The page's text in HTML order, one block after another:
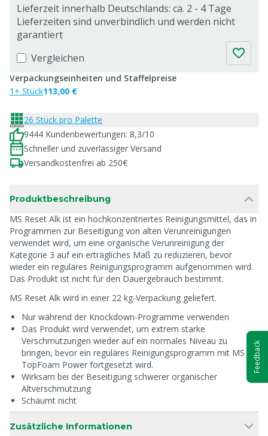
Lieferzeit innerhalb Deutschlands: ca. 2 - 4 Tage
Lieferzeiten sind unverbindlich und werden nicht
garantiert
Vergleichen
Verpackungseinheiten und Staffelpreise
1+ Stück113,00 €
26 Stück pro Palette
9444 Kundenbewertungen: 8,3/10
Schneller und zuverlässiger Versand
Versandkostenfrei ab 250€
Produktbeschreibung
MS Reset Alk ist ein hochkonzentriertes Reinigungsmittel, das in
Programmen zur Beseitigung von alten Verunreinigungen
verwendet wird, um eine organische Verunreinigung der
Kategorie 3 auf ein erträgliches Maß zu reduzieren, bevor
wieder ein reguläres Reinigungsprogramm aufgenommen wird.
Das Produkt ist nicht für den Dauergebrauch bestimmt.
MS Reset Alk wird in einer 22 kg-Verpackung geliefert.
Nur während der Knockdown-Programme verwenden
Das Produkt wird verwendet, um extrem starke
Verschmutzungen wieder auf ein normales Niveau zu
bringen, bevor ein reguläres Reinigungsprogramm mit MS
TopFoam Power fortgesetzt wird.
Wirksam bei der Beseitigung schwerer organischer
Altverschmutzung
Schäumt nicht
Zusätzliche Informationen
Feedback